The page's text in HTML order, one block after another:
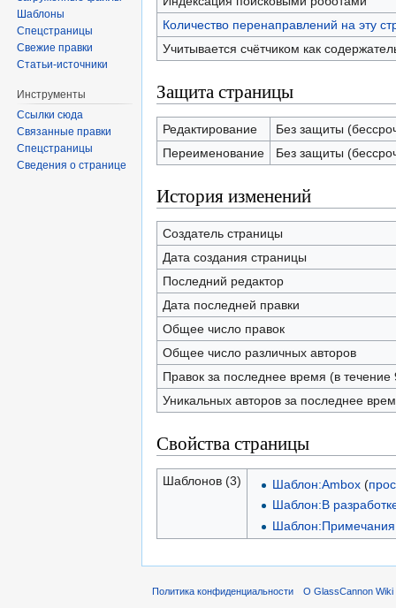
Количество перенаправлений на эту
Учитывается счётчиком как
Защита страницы
Редактирование
Без защиты
Переименование
Без защиты
История изменений
Создатель страницы
Дата создания страницы
Последний редактор
Дата последней правки
Общее число правок
Общее число различных авторов
Правок за последнее время (в течение
Уникальных авторов за последнее
Свойства страницы
Шаблонов (3) Шаблон:Ambox(
Шаблон:В
Шаблон:Примечания
Шаблоны
Спецстраницы
Свежие правки
Статьи-источники
Инструменты
Ссылки сюда
Связанные правки
Спецстраницы
Сведения о странице
Политика конфиденциальности О GlassCannon Wiki